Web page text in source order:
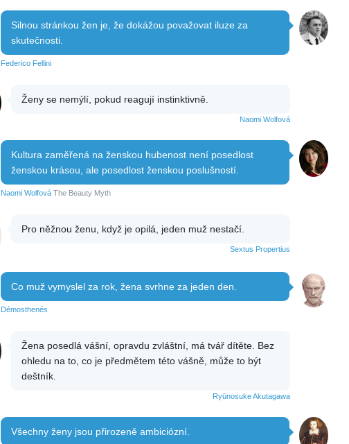
Silnou stránkou žen je, že dokážou považovat iluze za
skutečnosti.
Federico Fellini
Ženy se nemýlí, pokud reagují instinktivně.
Naomi Wolfová
Kultura zaměřená na ženskou hubenost není posedlost
ženskou krásou, ale posedlost ženskou poslušností.
Naomi WolfováThe Beauty Myth
Pro něžnou ženu, když je opilá, jeden muž nestačí.
Sextus Propertius
Co muž vymyslel za rok, žena svrhne za jeden den.
Démosthenés
Žena posedlá vášní, opravdu zvláštní, má tvář dítěte. Bez
ohledu na to, co je předmětem této vášně, může to být
deštník.
Ryūnosuke Akutagawa
Všechny ženy jsou přirozeně ambiciózní.